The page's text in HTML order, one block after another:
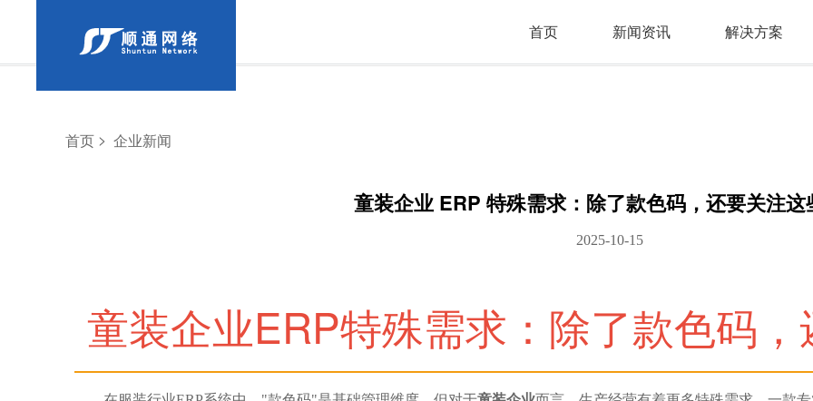
首页 新闻资讯 解决方案
首页 > 企业新闻
童装企业 ERP 特殊需求：除了款色码，还要关注这
2025-10-15
童装企业ERP特殊需求：除了款色码